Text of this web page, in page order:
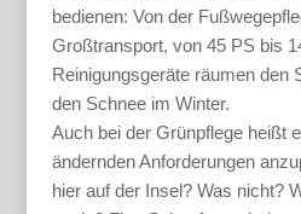
bedienen: Von der
Großtransport, von 45 PS bis
Reinigungsgeräte räumen den
den Schnee im Winter.
Auch bei der Grünpflege heißt
ändernden Anforderungen
hier auf der Insel? Was nicht?